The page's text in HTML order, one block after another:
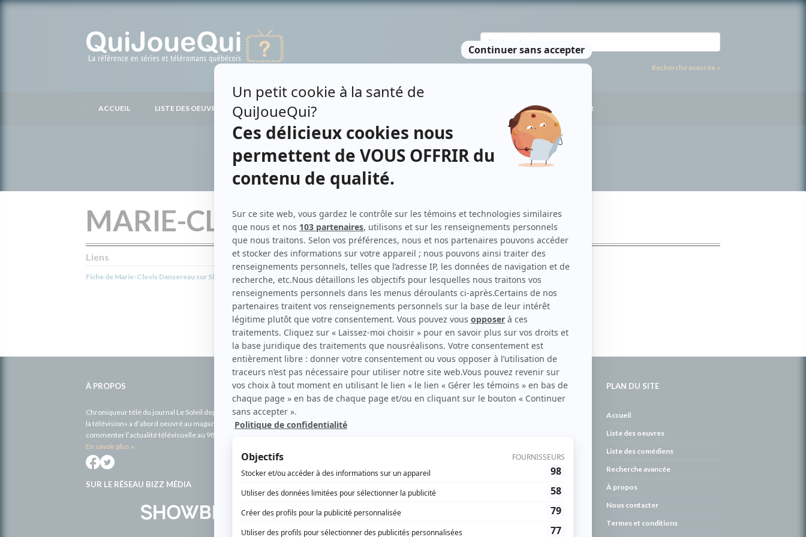
Recherche avancée »
ACCUEIL LISTE DES OEUVRES LISTE DES PERSONNES NOUS CONTACTER
MARIE-CLOVIS DANSEREAU
Liens
Fiche de Marie-Clovis Dansereau sur Showbizz.net
Personnages
Mon meilleur ennemi(Lisa Fortunato, jeune)
À PROPOS
Chroniqueur télé du journal Le Soleil depuis 2001, Richard Therrien carbure à son petit écran. Celui qu’on surnomme parfois «l’encyclopédie de
la télévision» a d’abord oeuvré au magazine TV Hebdo de 1996 à 2001. Sa spécialité: la télé québécoise. On peut l’entendre régulièrement
commenter l’actualité télévisuelle au 98,5.
En savoir plus »
SUR LE RÉSEAU BIZZ MÉDIA
PLAN DU SITE
Accueil
Liste des oeuvres
Liste des comédiens
Recherche avancée
À propos
Nous contacter
Termes et conditions